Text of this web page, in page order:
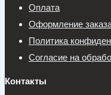
Оплата
Оформление
Политика
Согласие на
Контакты